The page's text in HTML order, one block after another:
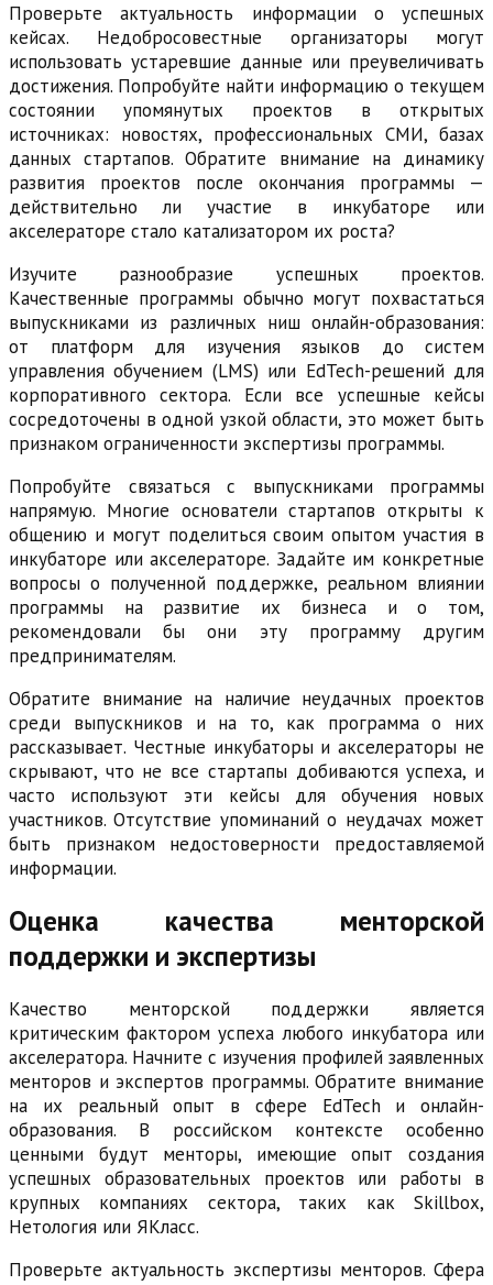
Проверьте актуальность информации о успешных
кейсах. Недобросовестные организаторы могут
использовать устаревшие данные или преувеличивать
достижения. Попробуйте найти информацию о текущем
состоянии упомянутых проектов в открытых
источниках: новостях, профессиональных СМИ, базах
данных стартапов. Обратите внимание на динамику
развития проектов после окончания программы —
действительно ли участие в инкубаторе или
акселераторе стало катализатором их роста?
Изучите разнообразие успешных проектов.
Качественные программы обычно могут похвастаться
выпускниками из различных ниш онлайн-образования:
от платформ для изучения языков до систем
управления обучением (LMS) или EdTech-решений для
корпоративного сектора. Если все успешные кейсы
сосредоточены в одной узкой области, это может быть
признаком ограниченности экспертизы программы.
Попробуйте связаться с выпускниками программы
напрямую. Многие основатели стартапов открыты к
общению и могут поделиться своим опытом участия в
инкубаторе или акселераторе. Задайте им конкретные
вопросы о полученной поддержке, реальном влиянии
программы на развитие их бизнеса и о том,
рекомендовали бы они эту программу другим
предпринимателям.
Обратите внимание на наличие неудачных проектов
среди выпускников и на то, как программа о них
рассказывает. Честные инкубаторы и акселераторы не
скрывают, что не все стартапы добиваются успеха, и
часто используют эти кейсы для обучения новых
участников. Отсутствие упоминаний о неудачах может
быть признаком недостоверности предоставляемой
информации.
Оценка качества менторской
поддержки и экспертизы
Качество менторской поддержки является
критическим фактором успеха любого инкубатора или
акселератора. Начните с изучения профилей заявленных
менторов и экспертов программы. Обратите внимание
на их реальный опыт в сфере EdTech и онлайн-
образования. В российском контексте особенно
ценными будут менторы, имеющие опыт создания
успешных образовательных проектов или работы в
крупных компаниях сектора, таких как Skillbox,
Нетология или ЯКласс.
Проверьте актуальность экспертизы менторов. Сфера